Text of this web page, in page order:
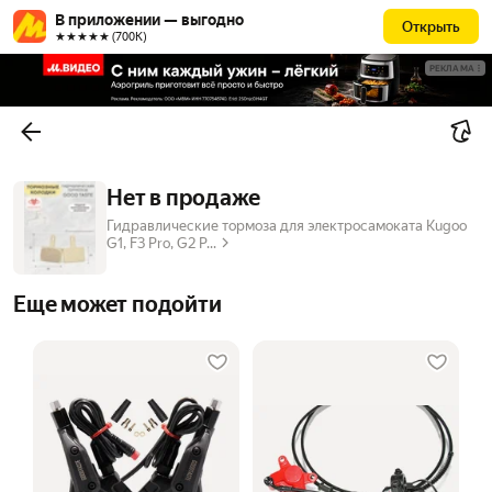
В приложении — выгодно
★★★★★ (700К)
Открыть
РЕКЛАМА
Нет в продаже
Гидравлические тормоза для электросамоката Kugoo
G1, F3 Pro, G2 P...
Еще может подойти